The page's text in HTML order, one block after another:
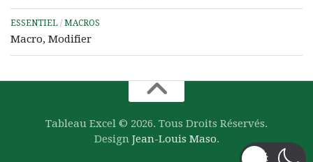
ESSENTIEL / MACROS
Macro, Modifier
Tableau Excel © 2026. Tous Droits Réservés.
Design Jean-Louis Maso.